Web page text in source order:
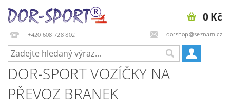
+420 608 728 802 dorshop@seznam.cz
0 Kč
DOR-SPORT VOZÍČKY NA
PŘEVOZ BRANEK